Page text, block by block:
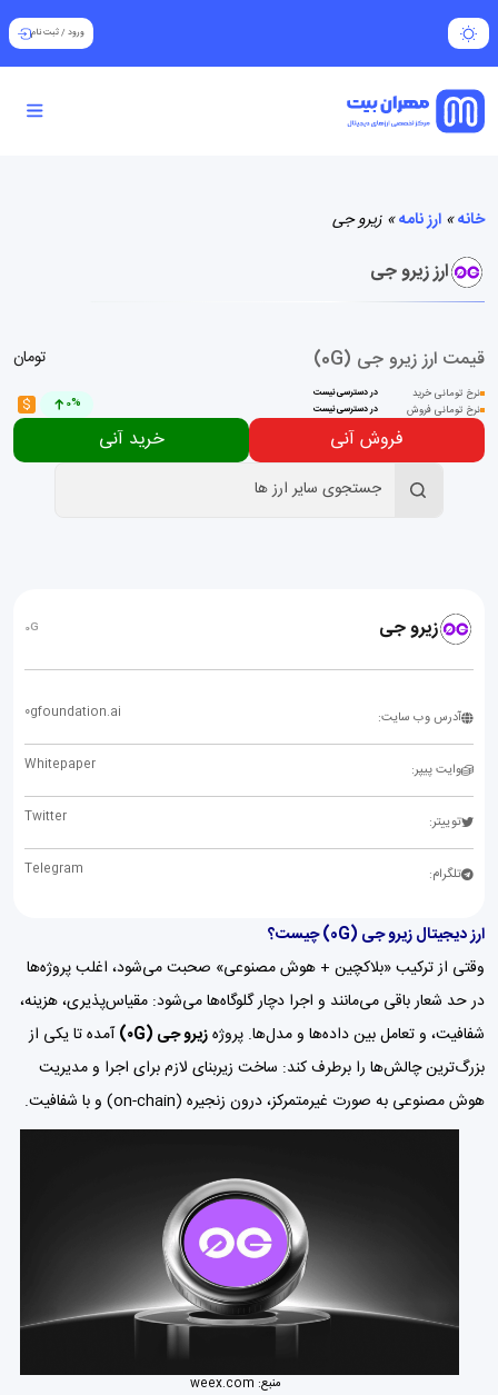
ورود /ثبت نام
خانه» ارز نامه» زیرو جی
ارز زیرو جی
قیمت ارز زیرو جی (0G)
نرخ تومانی خرید در دسترسی نیست
نرخ تومانی فروش در دسترسی نیست
تومان
0%
$
فروش آنی خرید آنی
زیرو جی 0G
آدرس وب سایت: 0gfoundation.ai
وایت پیپر: Whitepaper
توییتر: Twitter
تلگرام: Telegram
ارز دیجیتال زیرو جی (0G) چیست؟
وقتی از ترکیب «بلاکچین + هوش مصنوعی» صحبت می‌شود، اغلب پروژه‌ها
در حد شعار باقی می‌مانند و اجرا دچار گلوگاه‌ها می‌شود: مقیاس‌پذیری، هزینه،
شفافیت، و تعامل بین داده‌ها و مدل‌ها. پروژهزیرو جی (۰G)
آمده تا یکی از
بزرگ‌ترین چالش‌ها را برطرف کند: ساخت زیربنای لازم برای اجرا و مدیریت
هوش مصنوعی به صورت غیرمتمرکز، درون زنجیره (on-chain) و با شفافیت.
منبع: weex.com